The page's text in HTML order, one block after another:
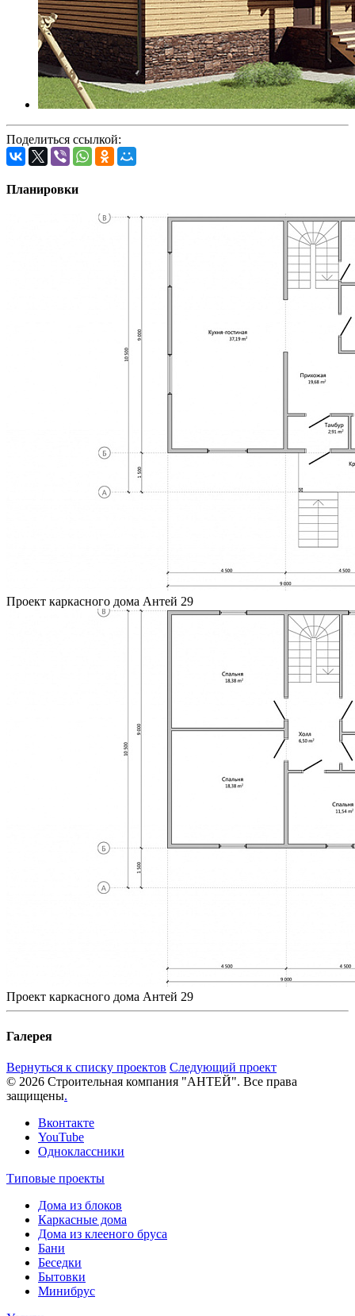
Поделиться ссылкой:
Планировки
Проект каркасного дома Антей 29
Проект каркасного дома Антей 29
Галерея
Вернуться к списку проектов Следующий проект
© 2026 Строительная компания "АНТЕЙ". Все права
защищены.
Вконтакте
YouTube
Одноклассники
Типовые проекты
Дома из блоков
Каркасные дома
Дома из клееного бруса
Бани
Беседки
Бытовки
Минибрус